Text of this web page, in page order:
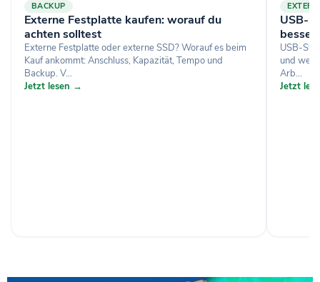
Schwarz
Gen
BACKUP
Externe Festplatte kaufen: worauf du
achten solltest
Externe Festplatte oder externe SSD? Worauf es beim
Kauf ankommt: Anschluss, Kapazität, Tempo und
Backup. V...
Jetzt lesen →
USB-
besser
USB-
und
Arb...
Jetzt